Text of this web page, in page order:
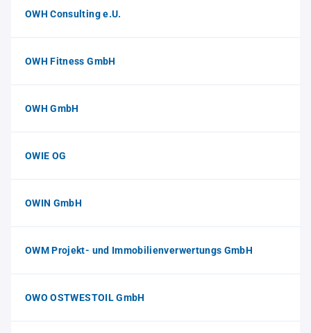
OWH Consulting e.U.
OWH Fitness GmbH
OWH GmbH
OWIE OG
OWIN GmbH
OWM Projekt- und Immobilienverwertungs GmbH
OWO OSTWESTOIL GmbH